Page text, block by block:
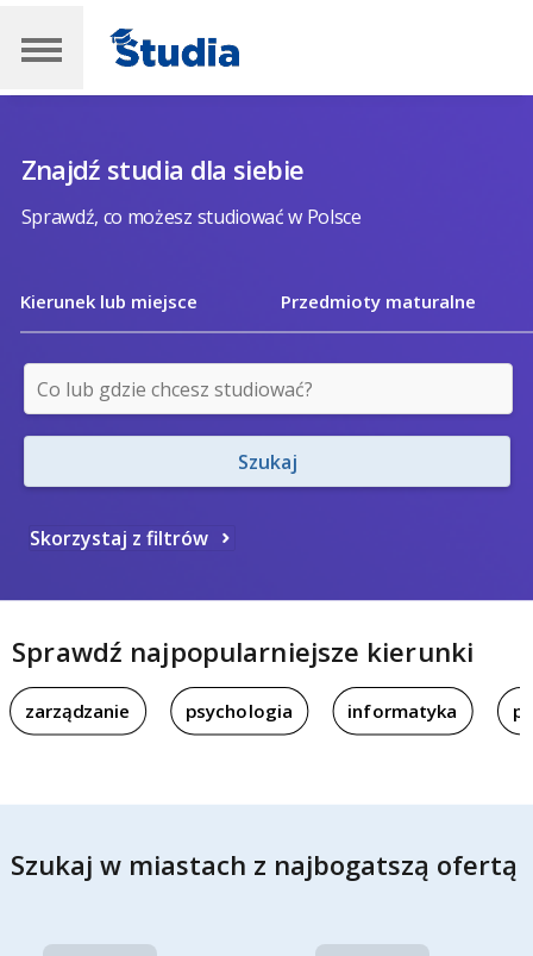
Znajdź studia dla siebie
Sprawdź, co możesz studiować w Polsce
Kierunek lub miejsce Przedmioty maturalne
Szukaj
Skorzystaj z filtrów
Sprawdź najpopularniejsze kierunki
zarządzanie psychologia informatyka
Szukaj w miastach z najbogatszą ofertą